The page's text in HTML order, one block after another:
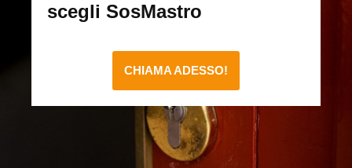
scegli SosMastro
CHIAMA ADESSO!